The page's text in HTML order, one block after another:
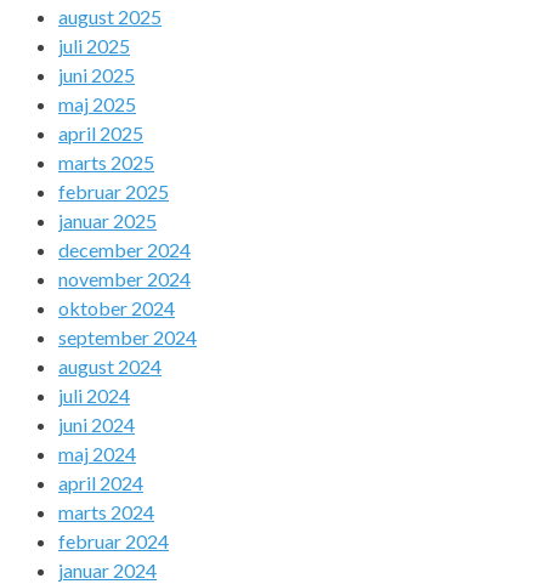
august 2025
juli 2025
juni 2025
maj 2025
april 2025
marts 2025
februar 2025
januar 2025
december 2024
november 2024
oktober 2024
september 2024
august 2024
juli 2024
juni 2024
maj 2024
april 2024
marts 2024
februar 2024
januar 2024